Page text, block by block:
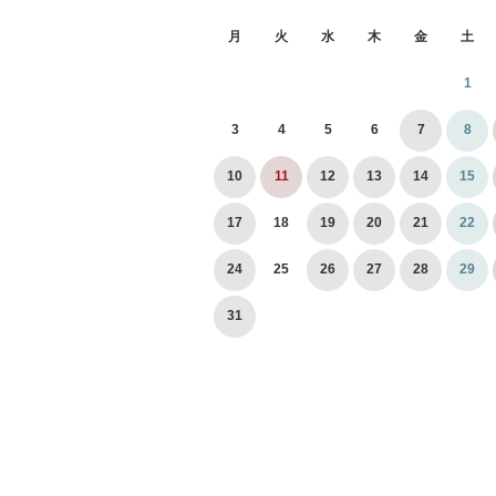
月 火 水 木 金 土
1
3 4 5 6 7 8
10 11 12 13 14 15
17 18 19 20 21 22
24 25 26 27 28 29
31